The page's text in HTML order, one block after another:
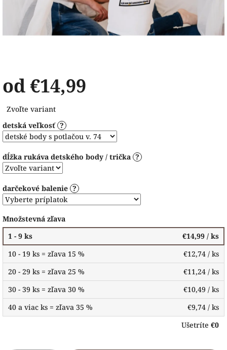
od €14,99
cena:
Zvoľte variant
detská veľkosť ?
dĺžka rukáva detského body / trička ?
darčekové balenie ?
Množstevná zľava
1 - 9 ks
€14,99 / ks
10 - 19 ks = zľava 15 %
€12,74 / ks
20 - 29 ks = zľava 25 %
€11,24 / ks
30 - 39 ks = zľava 30 %
€10,49 / ks
40 a viac ks = zľava 35 %
€9,74 / ks
Ušetríte €0